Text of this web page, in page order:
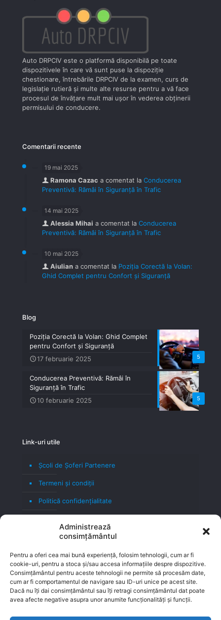
Administrează
consimțământul
Pentru a oferi cea mai bună experiență, folosim tehnologii, cum ar fi
cookie-uri, pentru a stoca și/sau accesa informațiile despre dispozitive.
Consimțământul pentru aceste tehnologii ne permite să procesăm date,
cum ar fi comportamentul de navigare sau ID-uri unice pe acest site.
Dacă nu îți dai consimțământul sau îți retragi consimțământul dat poate
avea afecte negative asupra unor anumite funcționalități și funcții.
Auto DRPCIV este o platformă disponibilă pe toate
dispozitivele în care vă sunt puse la dispoziţie
chestionare, întrebările DRPCIV de la examen, curs de
legislaţie rutieră şi multe alte resurse pentru a vă face
procesul de învăţare mult mai uşor în vederea obţinerii
permisului de conducere.
Comentarii recente
19 mai 2025
Ramona Cazac a comentat la Conducerea
Preventivă: Rămâi în Siguranță în Trafic
14 mai 2025
Alessia Mihai a comentat la Conducerea
Preventivă: Rămâi în Siguranță în Trafic
10 mai 2025
Aiulian a comentat la Poziția Corectă la Volan:
Ghid Complet pentru Confort și Siguranță
Blog
5
Poziția Corectă la Volan: Ghid Complet
pentru Confort și Siguranță
17 februarie 2025
5
Conducerea Preventivă: Rămâi în
Siguranță în Trafic
10 februarie 2025
Link-uri utile
Școli de Șoferi Partenere
Termeni şi condiţii
Politică confidenţialitate
Contact